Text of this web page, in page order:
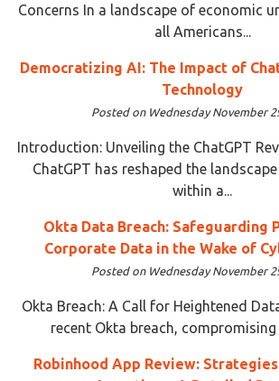
Concerns In a landscape of economic
all Americans...
Democratizing AI: The Impact of
Technology
Posted on Wednesday November
Introduction: Unveiling the ChatGPT
ChatGPT has reshaped the
within a...
Okta Data Breach: Safeguarding
Corporate Data in the Wake of
Posted on Wednesday November
Okta Breach: A Call for Heightened
recent Okta breach,
Robinhood App Review: